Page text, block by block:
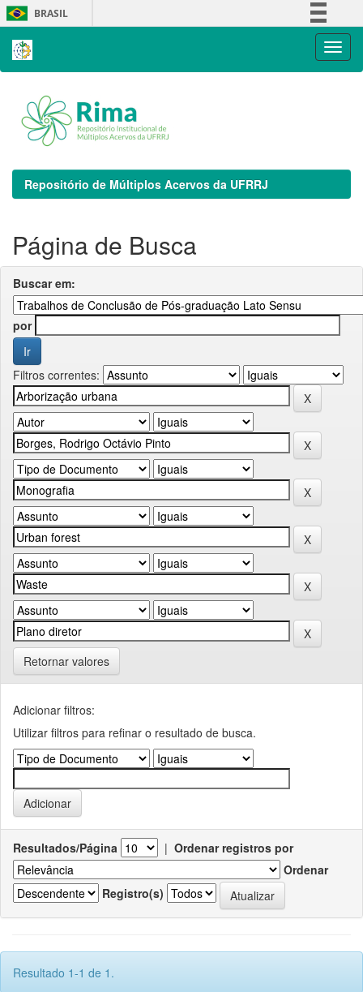
Skip
navigation
BRASIL
Repositório de Múltiplos Acervos da UFRRJ
Página de Busca
Buscar em:
por
Filtros correntes:
Retornar valores
Adicionar filtros:
Utilizar filtros para refinar o resultado de busca.
Resultados/Página | Ordenar registros por
Ordenar
Registro(s)
Resultado 1-1 de 1.